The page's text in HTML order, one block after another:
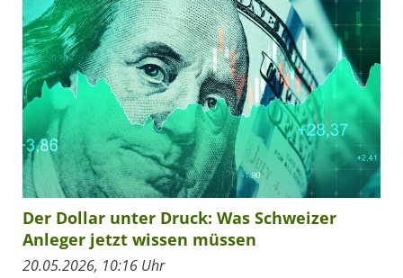
Der Dollar unter Druck: Was Schweizer
Anleger jetzt wissen müssen
20.05.2026, 10:16 Uhr